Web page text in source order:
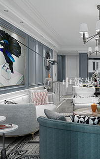
墙，半墙上刚好拿来安装挂壁
一堵半墙后，将原本的客厅一
靠墙，墙面上还用金属色的墙
半墙的另一侧就是书房区域，舍
了台面，容纳两个人办公、看书
的色调，以灰色和棕色为主，
一，将 优雅和高贵玩转出了新的